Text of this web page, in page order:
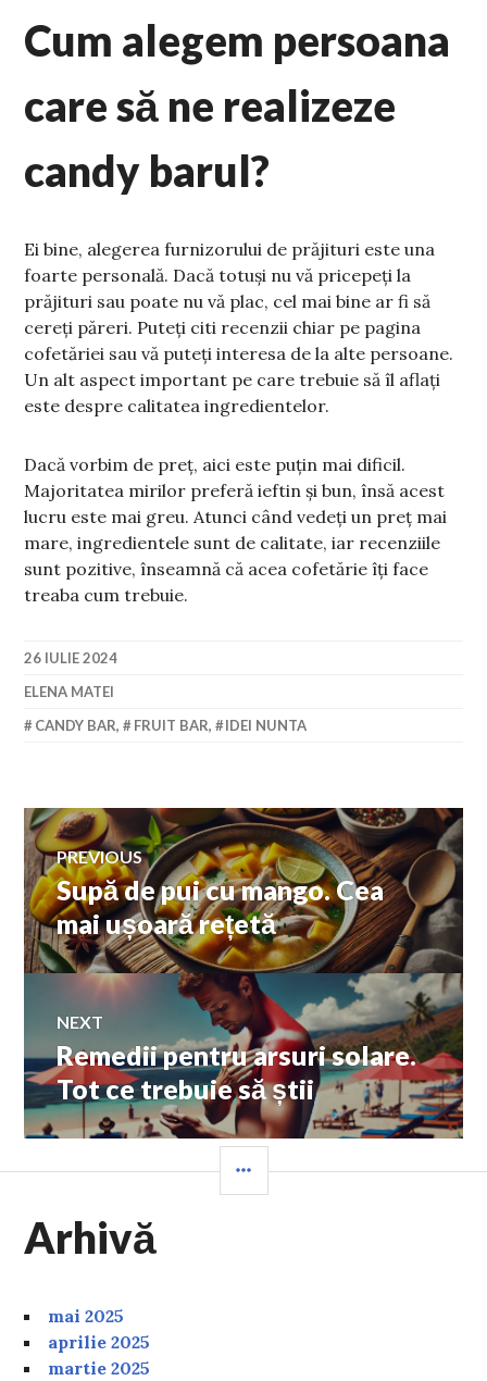
Cum alegem persoana
care să ne realizeze
candy barul?
Ei bine, alegerea furnizorului de prăjituri este una
foarte personală. Dacă totuși nu vă pricepeți la
prăjituri sau poate nu vă plac, cel mai bine ar fi să
cereți păreri. Puteți citi recenzii chiar pe pagina
cofetăriei sau vă puteți interesa de la alte persoane.
Un alt aspect important pe care trebuie să îl aflați
este despre calitatea ingredientelor.
Dacă vorbim de preț, aici este puțin mai dificil.
Majoritatea mirilor preferă ieftin și bun, însă acest
lucru este mai greu. Atunci când vedeți un preț mai
mare, ingredientele sunt de calitate, iar recenziile
sunt pozitive, înseamnă că acea cofetărie îți face
treaba cum trebuie.
26 IULIE 2024
ELENA MATEI
CANDY BAR, FRUIT BAR, IDEI NUNTA
Navigare
în
articole
PREVIOUS
Previous
post:
Supă de pui cu mango. Cea
mai ușoară rețetă
NEXT
Next
post:
Remedii pentru arsuri solare.
Tot ce trebuie să știi
Arhivă
mai 2025
aprilie 2025
martie 2025